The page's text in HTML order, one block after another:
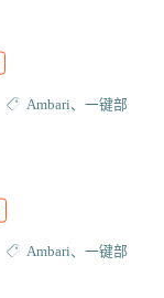
Ambari
一键部
Ambari
一键部